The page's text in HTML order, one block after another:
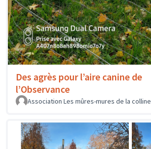
Des agrès pour l’aire canine de
l’Observance
Association Les mûres-mures de la colline